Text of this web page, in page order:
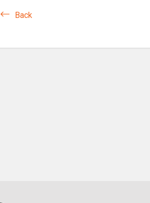
Back